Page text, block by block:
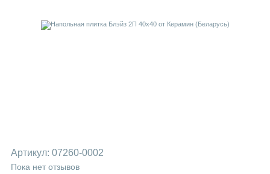
Артикул: 07260-0002
Пока нет отзывов